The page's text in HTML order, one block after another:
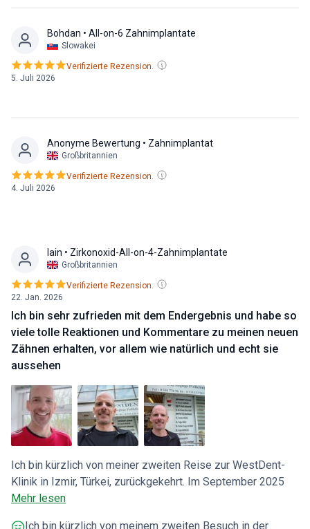
Operation waren verständlich, und an zusätzlichen Kosten
einziger wichtiger Rat an zukünftige Patienten: Wenn es
möglich ist, verlängert den Aufenthalt nach der Operation,
denn der Rückflug ist sehr anstrengend.
Bohdan • All-on-6 Zahnimplantate
Slowakei
5. Juli 2026
Verifizierte Rezension.
Anonyme Bewertung • Zahnimplantat
Großbritannien
4. Juli 2026
Verifizierte Rezension.
Iain • Zirkonoxid-All-on-4-Zahnimplantate
Großbritannien
22. Jan. 2026
Verifizierte Rezension.
Ich bin sehr zufrieden mit dem Endergebnis und habe so
viele tolle Reaktionen und Kommentare zu meinen neuen
Zähnen erhalten, vor allem wie natürlich und echt sie
aussehen
Ich bin kürzlich von meiner zweiten Reise zur WestDent-
Klinik in Izmir, Türkei, zurückgekehrt. Im September 2025
wurden mir alle Zähne gezogen und 12 Zirkoniumimplantate
Mehr lesen
Ich bin kürzlich von meinem zweiten Besuch in der